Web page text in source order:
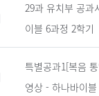
29과 유치부 공과
이블 6과정 2학기
특별공과1[복음
영상 - 하나바이